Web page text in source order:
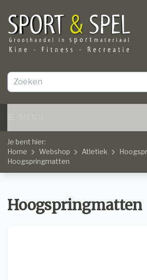
Je bent hier:
Home
Webshop Atletiek
Hoogspringmatten
Hoogspringmatten